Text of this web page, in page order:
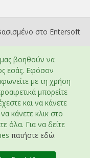
στο Entersoft
μας βοηθούν να
εσάς. Εφόσον
με τη χρήση
μπορείτε
και να κάνετε
κάνετε κλικ στο
όλα. Για να δείτε
πατήστε εδώ.